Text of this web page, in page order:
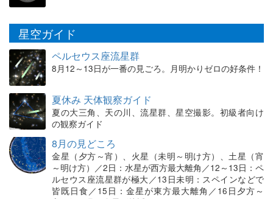
星空ガイド
ペルセウス座流星群
8月12～13日が一番の見ごろ。月明かりゼロの好条件！
夏休み 天体観察ガイド
夏の大三角、天の川、流星群、星空撮影。初級者向け
の観察ガイド
8月の見どころ
金星（夕方～宵）、火星（未明～明け方）、土星（宵
～明け方）／2日：水星が西方最大離角／12～13日：ペ
ルセウス座流星群が極大／13日未明：スペインなどで
皆既日食／15日：金星が東方最大離角／16日夕方～